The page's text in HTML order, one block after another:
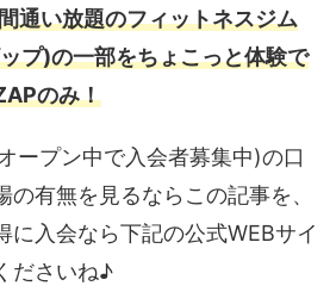
通い放題のフィットネスジム
プ)の一部をちょこっと体験で
のみ！
ープン中で入会者募集中)の口
の有無を見るならこの記事を、
に入会なら下記の公式WEBサイ
ださいね♪